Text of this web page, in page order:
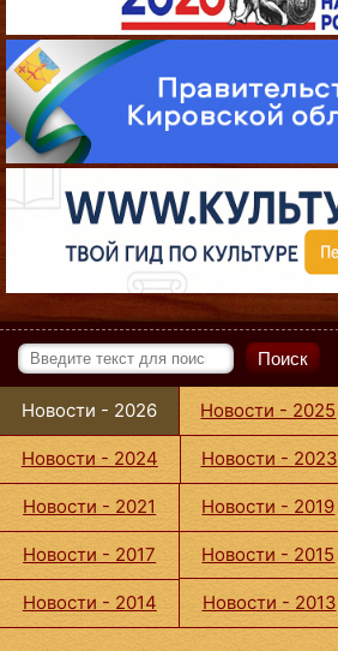
Поиск
Новости - 2026 Новости - 2025
Новости - 2024 Новости - 2023
Новости - 2021 Новости - 2019
Новости - 2017 Новости - 2015
Новости - 2014 Новости - 2013